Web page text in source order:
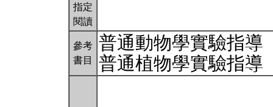
指定
閱讀
參考
書目
普通動物學實驗指導
普通植物學實驗指導